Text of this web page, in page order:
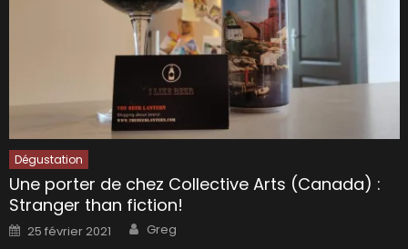
Dégustation
Une porter de chez Collective Arts (Canada) :
Stranger than fiction!
Posted
on
25 février 2021 Author
Greg